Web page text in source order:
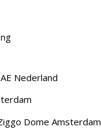
Nederland
Dome Amsterdam